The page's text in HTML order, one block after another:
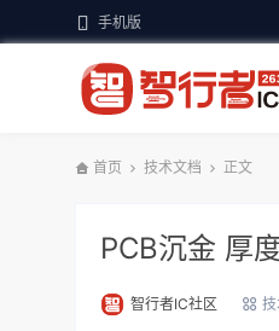
手机版
首页 技术文档 正文
PCB沉金 厚
智行者IC社区